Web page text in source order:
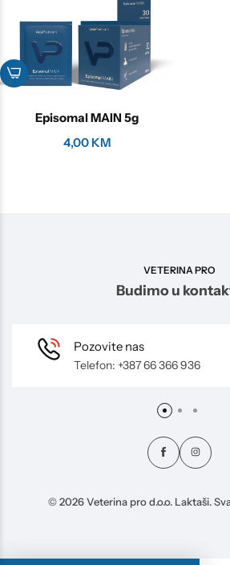
Episomal MAIN 5g
4,00 KM
VETERINA PRO
Budimo u
Pozovite nas
Telefon: +387 66 366 936
© 2026 Veterina pro d.o.o. Laktaši.